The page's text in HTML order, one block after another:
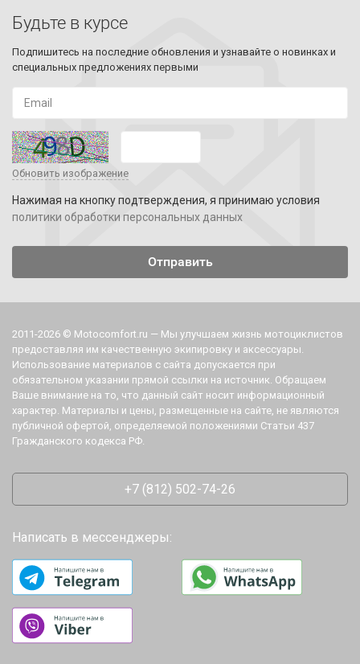
Будьте в курсе
Подпишитесь на последние обновления и узнавайте о новинках и
специальных предложениях первыми
Обновить изображение
Нажимая на кнопку подтверждения, я принимаю условия
политики обработки персональных данных
2011-2026 © Motocomfort.ru — Мы улучшаем жизнь мотоциклистов
предоставляя им качественную экипировку и аксессуары.
Использование материалов с сайта допускается при
обязательном указании прямой ссылки на источник. Обращаем
Ваше внимание на то, что данный сайт носит информационный
характер. Материалы и цены, размещенные на сайте, не являются
публичной офертой, определяемой положениями Статьи 437
Гражданского кодекса РФ.
+7 (812) 502-74-26
Написать в мессенджеры: